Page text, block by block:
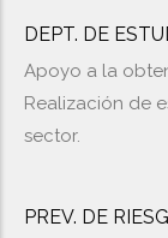
DEPT. DE
Apoyo a la
Realización de
sector.
PREV. DE